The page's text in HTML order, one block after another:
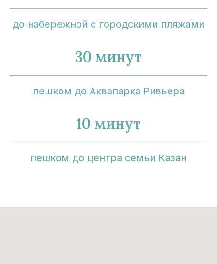
до набережной с городскими пляжами
30 минут
пешком до Аквапарка Ривьера
10 минут
пешком до центра семьи Казан